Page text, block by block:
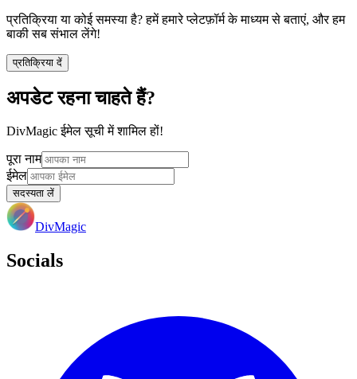
प्रतिक्रिया या कोई समस्या है? हमें हमारे प्लेटफ़ॉर्म के माध्यम से बताएं, और हम
बाकी सब संभाल लेंगे!
प्रतिक्रिया दें
अपडेट रहना चाहते हैं?
DivMagic ईमेल सूची में शामिल हों!
पूरा नाम
ईमेल
सदस्यता लें
DivMagic
Socials